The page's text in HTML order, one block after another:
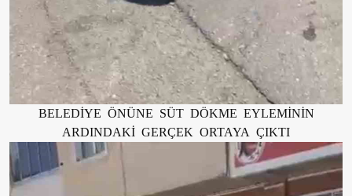
BELEDİYE ÖNÜNE SÜT DÖKME EYLEMİNİN
ARDINDAKİ GERÇEK ORTAYA ÇIKTI